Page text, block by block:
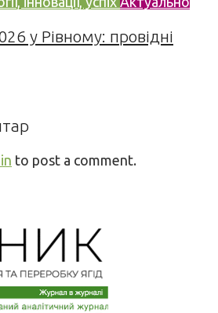
у Рівному: провідні
to post a comment.